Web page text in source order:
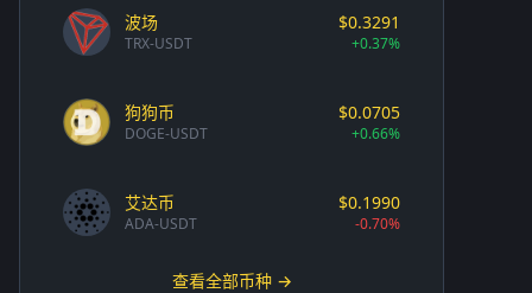
波场
TRX-USDT
$0.3291
+0.37%
狗狗币
DOGE-USDT
$0.0705
+0.66%
艾达币
ADA-USDT
$0.1990
-0.70%
查看全部币种 →